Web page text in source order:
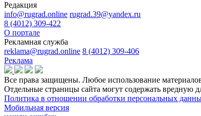
Редакция
info@rugrad.online rugrad.39@yandex.ru
8 (4012) 309-422
О портале
Рекламная служба
reklama@rugrad.online 8 (4012) 309-406
Реклама
Все права защищены. Любое использование
Отдельные страницы сайта могут содержать вредную
Политика в отношении обработки персональных
Мобильная версия